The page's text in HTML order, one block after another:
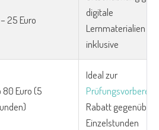
25 Euro
digitale
Lernmaterialien
inklusive
80 Euro (5
Ideal zur
Rabatt gegenüber
Einzelstunden